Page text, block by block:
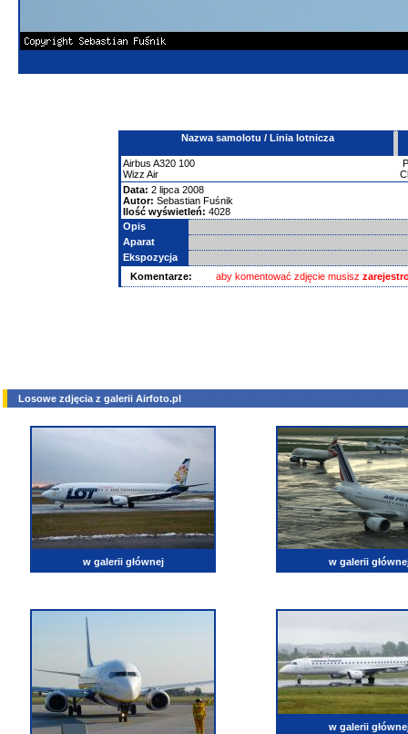
Nazwa samolotu / Linia lotnicza
Airbus A320 100
Wizz Air
Data: 2 lipca 2008
Autor: Sebastian Fuśnik
Ilość wyświetleń: 4028
Opis
Aparat
Ekspozycja
Komentarze:
aby komentować zdjęcie musisz
Losowe zdjęcia z galerii Airfoto.pl
w galerii głównej w galerii
w galerii